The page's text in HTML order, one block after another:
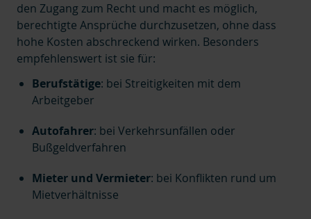
den Zugang zum Recht und macht es möglich,
berechtigte Ansprüche durchzusetzen, ohne dass
hohe Kosten abschreckend wirken. Besonders
empfehlenswert ist sie für:
Berufstätige: bei Streitigkeiten mit dem
Arbeitgeber
Autofahrer: bei Verkehrsunfällen oder
Bußgeldverfahren
Mieter und Vermieter: bei Konflikten rund um
Mietverhältnisse